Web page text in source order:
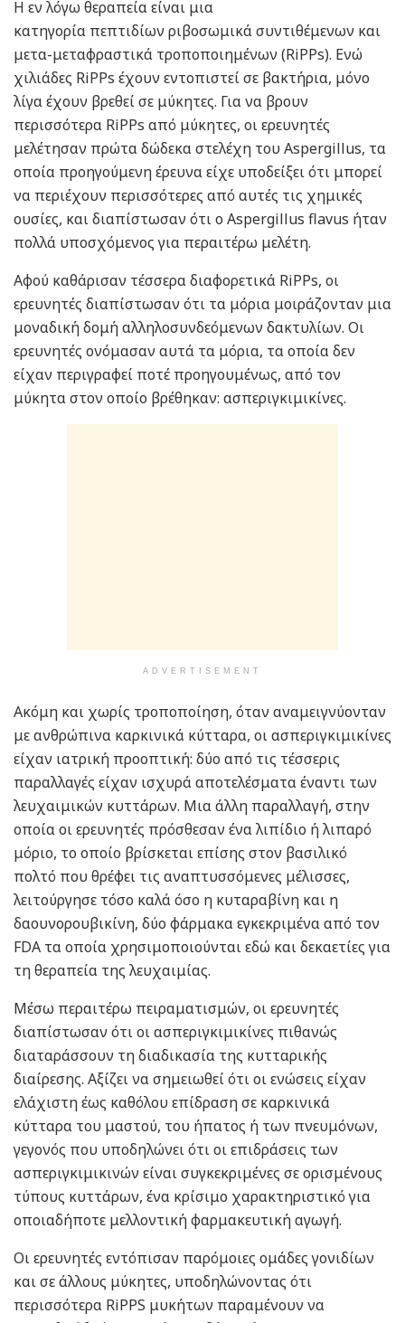
Η εν λόγω θεραπεία είναι μια
κατηγορία πεπτιδίων ριβοσωμικά συντιθέμενων και
μετα-μεταφραστικά τροποποιημένων (RiPPs). Ενώ
χιλιάδες RiPPs έχουν εντοπιστεί σε βακτήρια, μόνο
λίγα έχουν βρεθεί σε μύκητες. Για να βρουν
περισσότερα RiPPs από μύκητες, οι ερευνητές
μελέτησαν πρώτα δώδεκα στελέχη του Aspergillus, τα
οποία προηγούμενη έρευνα είχε υποδείξει ότι μπορεί
να περιέχουν περισσότερες από αυτές τις χημικές
ουσίες, και διαπίστωσαν ότι ο Aspergillus flavus ήταν
πολλά υποσχόμενος για περαιτέρω μελέτη.
Αφού καθάρισαν τέσσερα διαφορετικά RiPPs, οι
ερευνητές διαπίστωσαν ότι τα μόρια μοιράζονταν μια
μοναδική δομή αλληλοσυνδεόμενων δακτυλίων. Οι
ερευνητές ονόμασαν αυτά τα μόρια, τα οποία δεν
είχαν περιγραφεί ποτέ προηγουμένως, από τον
μύκητα στον οποίο βρέθηκαν: ασπεριγκιμικίνες.
ADVERTISEMENT
Ακόμη και χωρίς τροποποίηση, όταν αναμειγνύονταν
με ανθρώπινα καρκινικά κύτταρα, οι ασπεριγκιμικίνες
είχαν ιατρική προοπτική: δύο από τις τέσσερις
παραλλαγές είχαν ισχυρά αποτελέσματα έναντι των
λευχαιμικών κυττάρων. Μια άλλη παραλλαγή, στην
οποία οι ερευνητές πρόσθεσαν ένα λιπίδιο ή λιπαρό
μόριο, το οποίο βρίσκεται επίσης στον βασιλικό
πολτό που θρέφει τις αναπτυσσόμενες μέλισσες,
λειτούργησε τόσο καλά όσο η κυταραβίνη και η
δαουνορουβικίνη, δύο φάρμακα εγκεκριμένα από τον
FDA τα οποία χρησιμοποιούνται εδώ και δεκαετίες για
τη θεραπεία της λευχαιμίας.
Μέσω περαιτέρω πειραματισμών, οι ερευνητές
διαπίστωσαν ότι οι ασπεριγκιμικίνες πιθανώς
διαταράσσουν τη διαδικασία της κυτταρικής
διαίρεσης. Αξίζει να σημειωθεί ότι οι ενώσεις είχαν
ελάχιστη έως καθόλου επίδραση σε καρκινικά
κύτταρα του μαστού, του ήπατος ή των πνευμόνων,
γεγονός που υποδηλώνει ότι οι επιδράσεις των
ασπεριγκιμικινών είναι συγκεκριμένες σε ορισμένους
τύπους κυττάρων, ένα κρίσιμο χαρακτηριστικό για
οποιαδήποτε μελλοντική φαρμακευτική αγωγή.
Οι ερευνητές εντόπισαν παρόμοιες ομάδες γονιδίων
και σε άλλους μύκητες, υποδηλώνοντας ότι
περισσότερα RiPPS μυκήτων παραμένουν να